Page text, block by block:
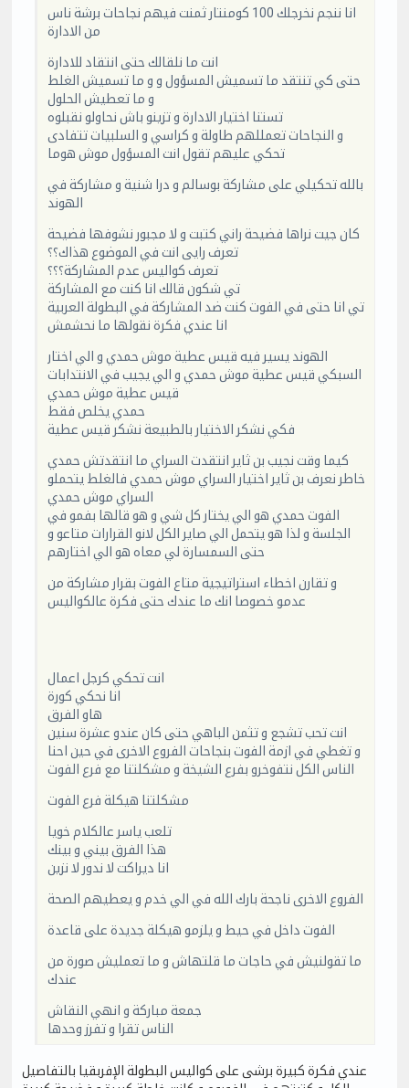
انا ننجم نخرجلك 100 كومنتار ثمنت فيهم نجاحات برشة ناس
من الادارة
انت ما نلقالك حتى انتقاد للادارة
حتى كي تنتقد ما تسميش المسؤول و و ما تسميش الغلط
و ما تعطيش الحلول
تستنا اختيار الادارة و تزينو باش نحاولو نقبلوه
و النجاحات تعمللهم طاولة و كراسي و السلبيات تتفادى
تحكي عليهم تقول انت المسؤول موش هوما
بالله تحكيلي على مشاركة بوسالم و درا شنية و مشاركة في
الهوند
كان جيت نراها فضيحة راني كتبت و لا مجبور نشوفها فضيحة
تعرف رايى انت في الموضوع هذاك؟؟
تعرف كواليس عدم المشاركة؟؟؟
تي شكون قالك انا كنت مع المشاركة
تي انا حتى في الفوت كنت ضد المشاركة في البطولة العربية
انا عندي فكرة نقولها ما نحشمش
الهوند يسير فيه قيس عطية موش حمدي و الي اختار
السبكي قيس عطية موش حمدي و الي يجيب في الانتدابات
قيس عطية موش حمدي
حمدي يخلص فقط
فكي نشكر الاختيار بالطبيعة نشكر قيس عطية
كيما وقت نجيب بن ثاير انتقدت السراي ما انتقدتش حمدي
خاطر نعرف بن ثاير اختيار السراي موش حمدي فالغلط يتحملو
السراي موش حمدي
الفوت حمدي هو الي يختار كل شي و هو قالها بفمو في
الجلسة و لذا هو يتحمل الي صاير الكل لانو القرارات متاعو و
حتى السمسارة لي معاه هو الي اختارهم
و تقارن اخطاء استراتيجية متاع الفوت بقرار مشاركة من
عدمو خصوصا انك ما عندك حتى فكرة عالكواليس
انت تحكي كرجل اعمال
انا نحكي كورة
هاو الفرق
انت تحب تشجع و تثمن الباهي حتى كان عندو عشرة سنين
و تغطي في ازمة الفوت بنجاحات الفروع الاخرى في حين احنا
الناس الكل نتفوخرو بفرع الشيخة و مشكلتنا مع فرع الفوت
مشكلتنا هيكلة فرع الفوت
تلعب ياسر عالكلام خويا
هذا الفرق بيني و بينك
انا ديراكت لا ندور لا نزين
الفروع الاخرى ناجحة بارك الله في الي خدم و يعطيهم الصحة
الفوت داخل في حيط و يلزمو هيكلة جديدة على قاعدة
ما تقولنيش في حاجات ما قلتهاش و ما تعمليش صورة من
عندك
جمعة مباركة و انهي النقاش
الناس تقرا و تفرز وحدها
عندي فكرة كبيرة برشى على كواليس البطولة الإفربقيا بالتفاصيل